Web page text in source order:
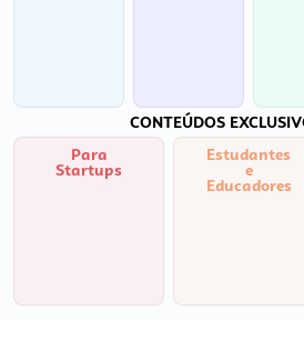
CONTEÚDOS
Para
Startups
Estudantes
e
Educadores